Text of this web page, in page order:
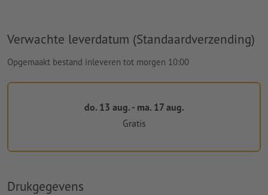
Verwachte leverdatum (Standaardverzending)
Opgemaakt bestand inleveren tot morgen 10:00
do. 13 aug. - ma. 17 aug.
Gratis
Drukgegevens